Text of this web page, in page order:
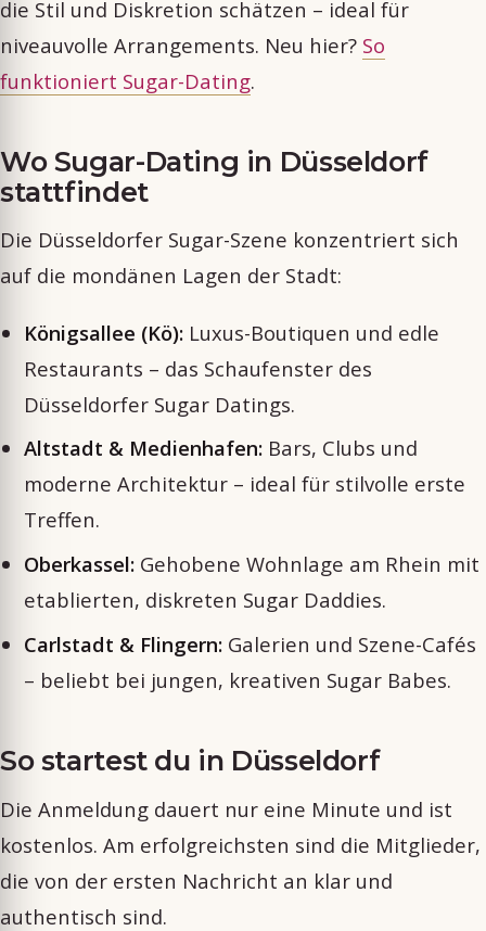
die Stil und Diskretion schätzen – ideal für
niveauvolle Arrangements. Neu hier? So
funktioniert Sugar-Dating.
Wo Sugar-Dating in Düsseldorf
stattfindet
Die Düsseldorfer Sugar-Szene konzentriert sich
auf die mondänen Lagen der Stadt:
Königsallee (Kö): Luxus-Boutiquen und edle
Restaurants – das Schaufenster des
Düsseldorfer Sugar Datings.
Altstadt & Medienhafen: Bars, Clubs und
moderne Architektur – ideal für stilvolle erste
Treffen.
Oberkassel: Gehobene Wohnlage am Rhein mit
etablierten, diskreten Sugar Daddies.
Carlstadt & Flingern: Galerien und Szene-Cafés
– beliebt bei jungen, kreativen Sugar Babes.
So startest du in Düsseldorf
Die Anmeldung dauert nur eine Minute und ist
kostenlos. Am erfolgreichsten sind die Mitglieder,
die von der ersten Nachricht an klar und
authentisch sind.